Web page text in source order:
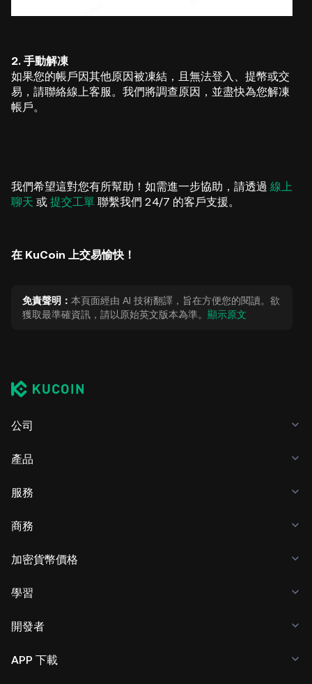
2. 手動解凍
如果您的帳戶因其他原因被凍結，且無法登入、提幣或交
易，請聯絡線上客服。我們將調查原因，並盡快為您解凍
帳戶。
我們希望這對您有所幫助！如需進一步協助，請透過 線上
聊天 或 提交工單 聯繫我們 24/7 的客戶支援。
在 KuCoin 上交易愉快！
免責聲明： 本頁面經由 AI 技術翻譯，旨在方便您的閱讀。欲
獲取最準確資訊，請以原始英文版本為準。 顯示原文
公司
產品
服務
商務
加密貨幣價格
學習
開發者
APP 下載